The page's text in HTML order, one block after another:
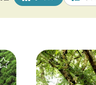
勝寺 / 銚子（犬吠埼）